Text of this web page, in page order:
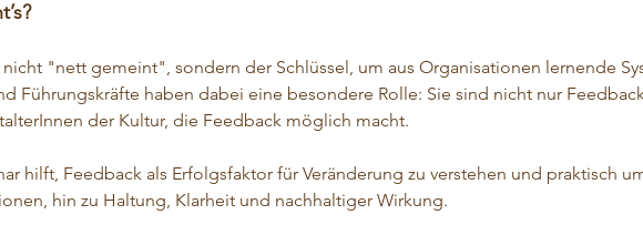
"nett gemeint", sondern der Schlüssel, um aus Organisationen lernende
Führungskräfte haben dabei eine besondere Rolle: Sie sind nicht nur
der Kultur, die Feedback möglich macht.
hilft, Feedback als Erfolgsfaktor für Veränderung zu verstehen und praktisch
hin zu Haltung, Klarheit und nachhaltiger Wirkung.